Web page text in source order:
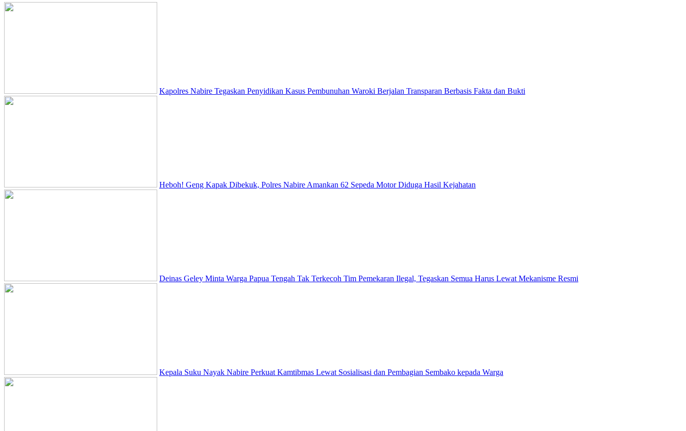
Kapolres Nabire Tegaskan Penyidikan Kasus Pembunuhan Waroki Berjalan Transparan Berbasis Fakta dan Bukti
Heboh! Geng Kapak Dibekuk, Polres Nabire Amankan 62 Sepeda Motor Diduga Hasil Kejahatan
Deinas Geley Minta Warga Papua Tengah Tak Terkecoh Tim Pemekaran Ilegal, Tegaskan Semua Harus Lewat Mekanisme Resmi
Kepala Suku Nayak Nabire Perkuat Kamtibmas Lewat Sosialisasi dan Pembagian Sembako kepada Warga